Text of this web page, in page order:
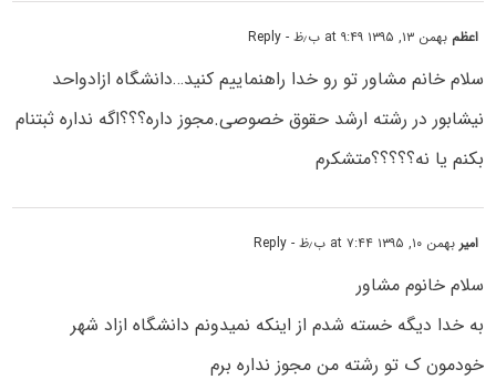
اعظم بهمن ۱۳, ۱۳۹۵ at ۹:۴۹ ب٫ظ - Reply
سلام خانم مشاور تو رو خدا راهنماییم کنید…دانشگاه ازادواحد
نیشابور در رشته ارشد حقوق خصوصی.مجوز داره؟؟؟اگه نداره ثبتنام
بکنم یا نه؟؟؟؟؟متشکرم
امیربهمن ۱۰, ۱۳۹۵ at ۷:۴۴ ب٫ظ - Reply
سلام خانوم مشاور
به خدا دیگه خسته شدم از اینکه نمیدونم دانشگاه ازاد شهر
خودمون ک تو رشته من مجوز نداره برم